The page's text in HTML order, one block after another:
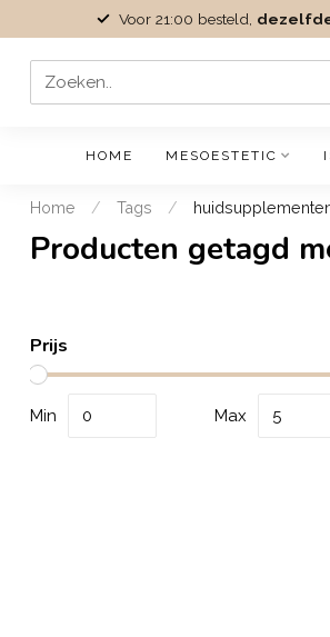
Voor 21:00 besteld,
HOME MESOESTETIC
Home / Tags /
Producten getagd
Prijs
Min Max